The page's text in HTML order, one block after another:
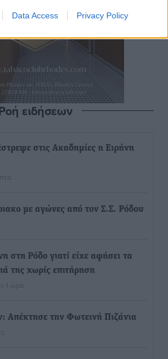
Data Access Privacy Policy
ειδήσεων
στις Ακαδημίες η Ειρήνη
με αγώνες από τον Σ.Σ. Ρόδου
στη Ρόδο γιατί είχε αφήσει τα
της χωρίς επιτήρηση
1 ώρα
Απέκτησε την Φωτεινή Πιζάνια